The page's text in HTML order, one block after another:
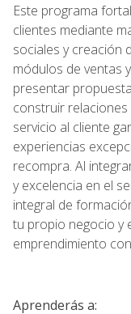
Este programa
clientes mediante
sociales y creación
módulos de ventas
presentar
construir
servicio al cliente
experiencias
recompra. Al
y excelencia en el
integral de
tu propio negocio y
emprendimiento
Aprenderás a: